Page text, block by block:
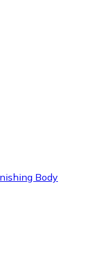
Body